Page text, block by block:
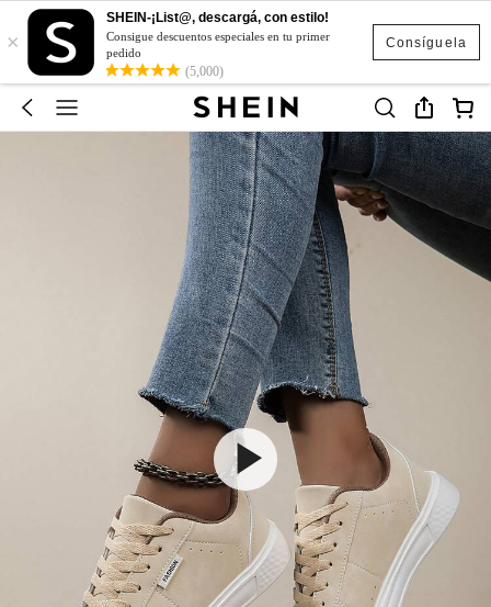
Consíguela
×
SHEIN-¡List@, descargá, con estilo!
Consigue descuentos especiales en tu primer
pedido
(5,000)